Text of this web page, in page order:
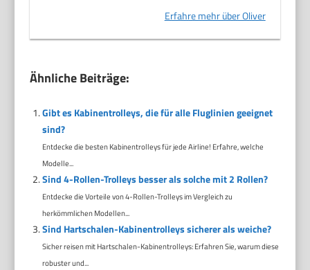
Erfahre mehr über Oliver
Ähnliche Beiträge:
Gibt es Kabinentrolleys, die für alle Fluglinien geeignet
sind?
Entdecke die besten Kabinentrolleys für jede Airline! Erfahre, welche
Modelle...
Sind 4-Rollen-Trolleys besser als solche mit 2 Rollen?
Entdecke die Vorteile von 4-Rollen-Trolleys im Vergleich zu
herkömmlichen Modellen...
Sind Hartschalen-Kabinentrolleys sicherer als weiche?
Sicher reisen mit Hartschalen-Kabinentrolleys: Erfahren Sie, warum diese
robuster und...